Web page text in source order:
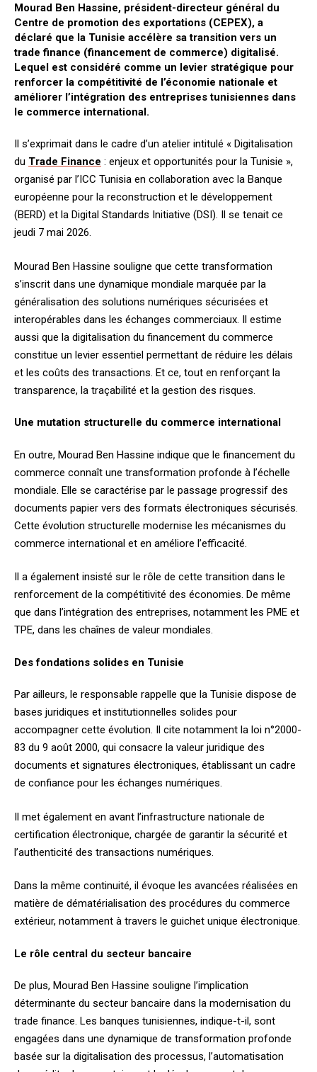
Mourad Ben Hassine, président-directeur général du
Centre de promotion des exportations (CEPEX), a
déclaré que la Tunisie accélère sa transition vers un
trade finance (financement de commerce) digitalisé.
Lequel est considéré comme un levier stratégique pour
renforcer la compétitivité de l’économie nationale et
améliorer l’intégration des entreprises tunisiennes dans
le commerce international.
Il s’exprimait dans le cadre d’un atelier intitulé « Digitalisation
du Trade Finance : enjeux et opportunités pour la Tunisie »,
organisé par l’ICC Tunisia en collaboration avec la Banque
européenne pour la reconstruction et le développement
(BERD) et la Digital Standards Initiative (DSI). Il se tenait ce
jeudi 7 mai 2026.
Mourad Ben Hassine souligne que cette transformation
s’inscrit dans une dynamique mondiale marquée par la
généralisation des solutions numériques sécurisées et
interopérables dans les échanges commerciaux. Il estime
aussi que la digitalisation du financement du commerce
constitue un levier essentiel permettant de réduire les délais
et les coûts des transactions. Et ce, tout en renforçant la
transparence, la traçabilité et la gestion des risques.
Une mutation structurelle du commerce international
En outre, Mourad Ben Hassine indique que le financement du
commerce connaît une transformation profonde à l’échelle
mondiale. Elle se caractérise par le passage progressif des
documents papier vers des formats électroniques sécurisés.
Cette évolution structurelle modernise les mécanismes du
commerce international et en améliore l’efficacité.
Il a également insisté sur le rôle de cette transition dans le
renforcement de la compétitivité des économies. De même
que dans l’intégration des entreprises, notamment les PME et
TPE, dans les chaînes de valeur mondiales.
Des fondations solides en Tunisie
Par ailleurs, le responsable rappelle que la Tunisie dispose de
bases juridiques et institutionnelles solides pour
accompagner cette évolution. Il cite notamment la loi n°2000-
83 du 9 août 2000, qui consacre la valeur juridique des
documents et signatures électroniques, établissant un cadre
de confiance pour les échanges numériques.
Il met également en avant l’infrastructure nationale de
certification électronique, chargée de garantir la sécurité et
l’authenticité des transactions numériques.
Dans la même continuité, il évoque les avancées réalisées en
matière de dématérialisation des procédures du commerce
extérieur, notamment à travers le guichet unique électronique.
Le rôle central du secteur bancaire
De plus, Mourad Ben Hassine souligne l’implication
déterminante du secteur bancaire dans la modernisation du
trade finance. Les banques tunisiennes, indique-t-il, sont
engagées dans une dynamique de transformation profonde
basée sur la digitalisation des processus, l’automatisation